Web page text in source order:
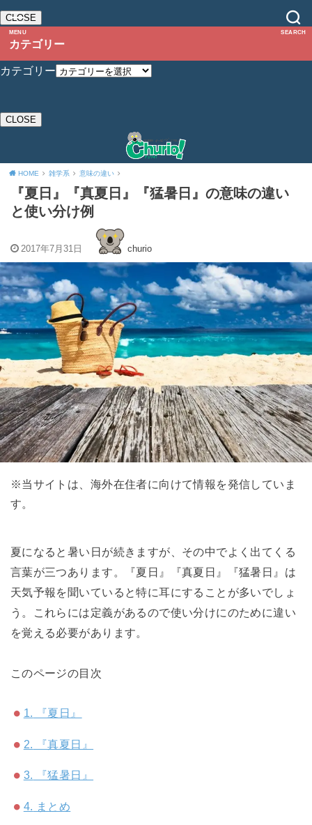
MENU
CLOSE
カテゴリー
カテゴリー
CLOSE
SEARCH
HOME 雑学系 意味の違い
『夏日』『真夏日』『猛暑日』の意味の違い
と使い分け例
2017年7月31日 churio
※当サイトは、海外在住者に向けて情報を発信していま
す。
夏になると暑い日が続きますが、その中でよく出てくる
言葉が三つあります。『夏日』『真夏日』『猛暑日』は
天気予報を聞いていると特に耳にすることが多いでしょ
う。これらには定義があるので使い分けにのために違い
を覚える必要があります。
このページの目次
1. 『夏日』
2. 『真夏日』
3. 『猛暑日』
4. まとめ